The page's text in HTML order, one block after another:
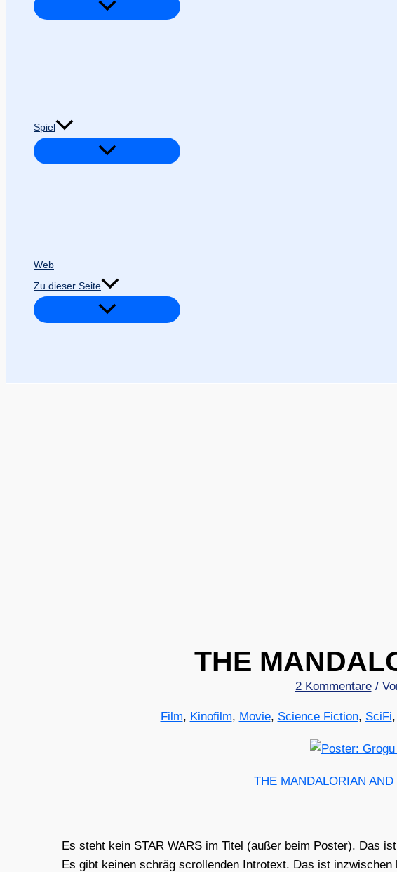
Spiel
Web
Zu dieser Seite
THE
2 Kommentare /
Film, Kinofilm, Movie, Science Fiction, SciFi,
THE MANDALORIAN AND
Es steht kein STAR WARS im Titel (außer beim Pos­ter). Das
Es gibt kei­nen schräg scrol­len­den Int­ro­text. Das ist